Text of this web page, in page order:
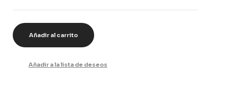
Añadir al carrito
Añadir a la lista de deseos